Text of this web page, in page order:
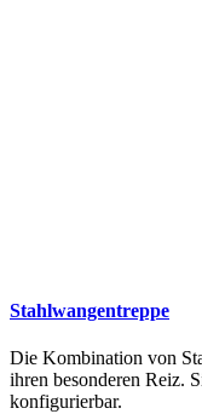
Stahlwangentreppe
Die Kombination von
ihren besonderen Reiz.
konfigurierbar.